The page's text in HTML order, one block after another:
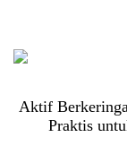
Aktif
Praktis